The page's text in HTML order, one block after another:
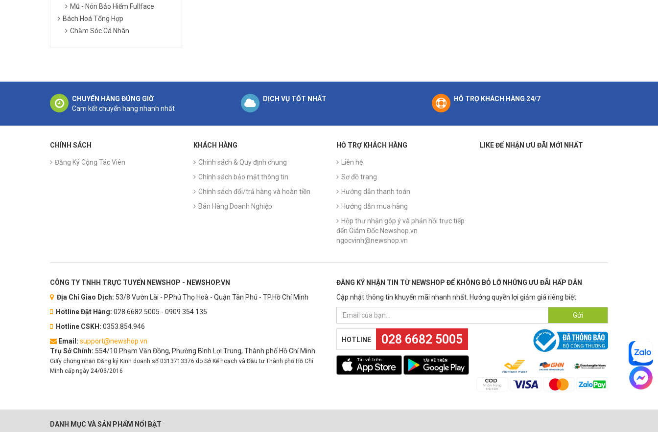
Mũ - Nón Bảo Hiểm Fullface
Bách Hoá Tổng Hợp
Chăm Sóc Cá Nhân
CHUYỂN HÀNG ĐÚNG GIỜ
Cam kết chuyển hang nhanh nhất
DỊCH VỤ TỐT NHẤT HỖ TRỢ KHÁCH HÀNG 24/7
CHÍNH SÁCH
Đăng Ký Cộng Tác Viên
KHÁCH HÀNG
Chính sách & Quy định chung
Chính sách bảo mật thông tin
Chính sách đổi/trả hàng và hoàn tiền
Bán Hàng Doanh Nghiệp
HỖ TRỢ KHÁCH HÀNG
Liên hệ
Sơ đồ trang
Hướng dẫn thanh toán
Hướng dẫn mua hàng
Hộp thư nhận góp ý và phản hồi trực tiếp
đến Giám Đốc Newshop.vn
ngocvinh@newshop.vn
LIKE ĐỂ NHẬN ƯU ĐÃI MỚI NHẤT
CÔNG TY TNHH TRỰC TUYẾN NEWSHOP - NEWSHOP.VN
Địa Chỉ Giao Dịch: 53/8 Vườn Lài - P.Phú Thọ Hoà - Quận Tân Phú - TP.Hồ Chí Minh
Hotline Đặt Hàng: 028 6682 5005 - 0909 354 135
Hotline CSKH: 0353.854.946
Email: support@newshop.vn
Trụ Sở Chính: 554/10 Phạm Văn Đồng, Phường Bình Lợi Trung, Thành phố Hồ Chí Minh
Giấy chứng nhận Đăng ký Kinh doanh số 0313713376 do Sở Kế hoạch và Đầu tư Thành phố Hồ Chí
Minh cấp ngày 24/03/2016
ĐĂNG KÝ NHẬN TIN TỪ NEWSHOP ĐỂ KHÔNG BỎ LỠ NHỮNG ƯU ĐÃI HẤP DẪN
Cập nhật thông tin khuyến mãi nhanh nhất. Hưởng quyền lợi giảm giá riêng biệt
Gửi
HOTLINE 028 6682 5005
DANH MỤC VÀ SẢN PHẨM NỔI BẬT